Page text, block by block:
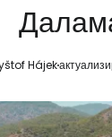
Hájek
Продължете с
Продължете с